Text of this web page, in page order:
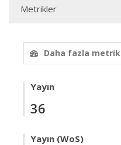
Metrikler
Daha fazla metrik
Yayın
36
Yayın (WoS)